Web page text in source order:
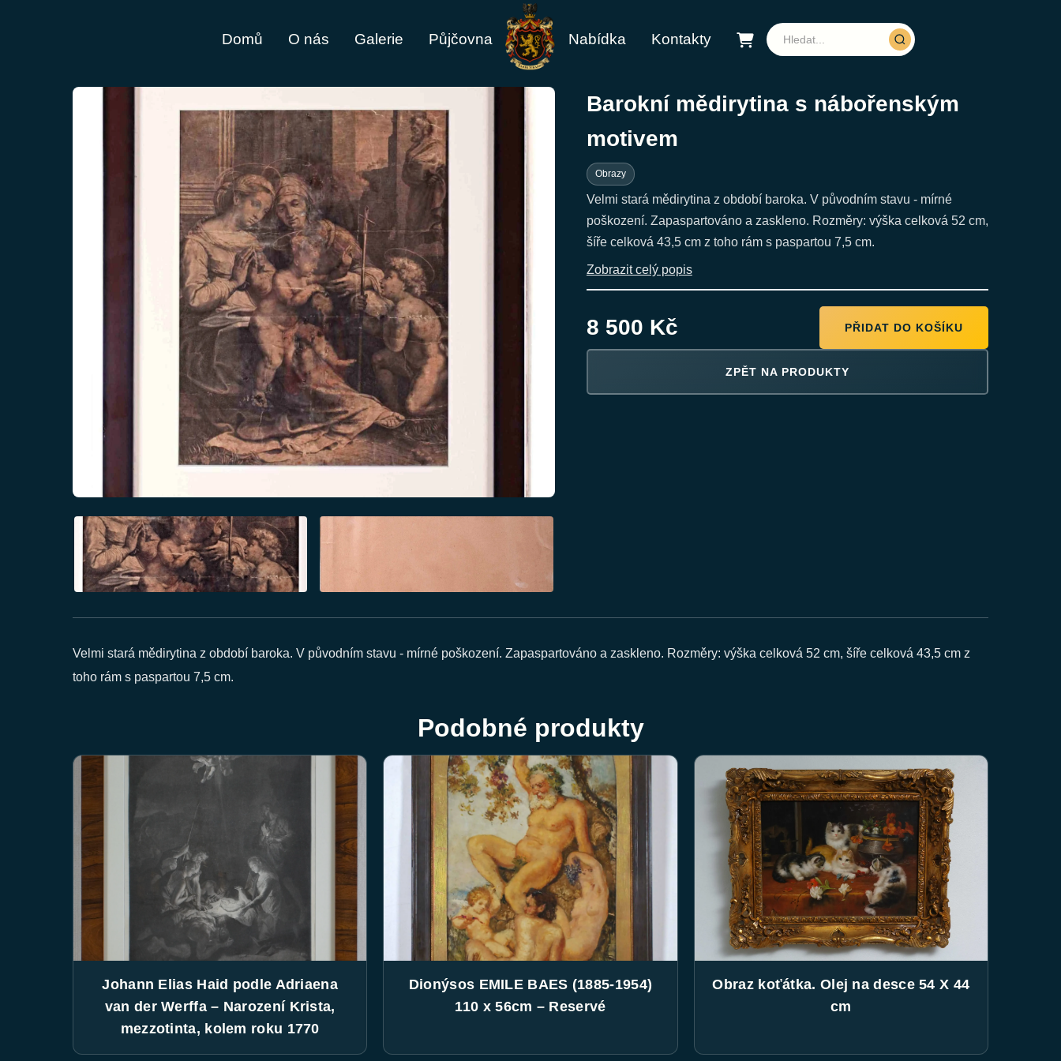
Domů O nás Galerie Půjčovna Nabídka Kontakty
Barokní mědirytina s nábořenským
motivem
Obrazy
Velmi stará mědirytina z období baroka. V původním stavu - mírné
poškození. Zapaspartováno a zaskleno. Rozměry: výška celková 52 cm,
šíře celková 43,5 cm z toho rám s paspartou 7,5 cm.
Zobrazit celý popis
8 500 Kč PŘIDAT DO KOŠÍKU
ZPĚT NA PRODUKTY
Velmi stará mědirytina z období baroka. V původním stavu - mírné poškození. Zapaspartováno a zaskleno. Rozměry: výška celková 52 cm, šíře celková 43,5 cm z
toho rám s paspartou 7,5 cm.
Podobné produkty
Johann Elias Haid podle Adriaena
van der Werffa – Narození Krista,
mezzotinta, kolem roku 1770
Dionýsos EMILE BAES (1885-1954)
110 x 56cm – Reservé
Obraz koťátka. Olej na desce 54 X 44
cm